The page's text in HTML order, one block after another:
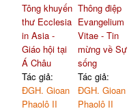
Tông khuyến
thư Ecclesia
in Asia -
Giáo hội tại
Á Châu
Tác giả:
ĐGH. Gioan
Phaolô II
Thông điệp
Evangelium
Vitae - Tin
mừng về Sự
sống
Tác giả:
ĐGH. Gioan
Phaolô II